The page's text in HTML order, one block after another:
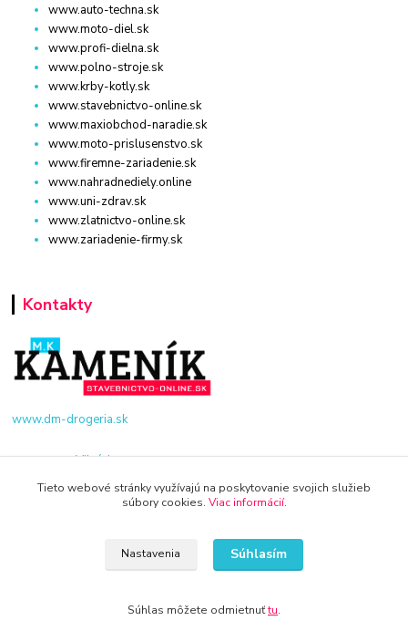
www.auto-techna.sk
www.moto-diel.sk
www.profi-dielna.sk
www.polno-stroje.sk
www.krby-kotly.sk
www.stavebnictvo-online.sk
www.maxiobchod-naradie.sk
www.moto-prislusenstvo.sk
www.firemne-zariadenie.sk
www.nahradnediely.online
www.uni-zdrav.sk
www.zlatnictvo-online.sk
www.zariadenie-firmy.sk
Kontakty
www.dm-drogeria.sk
Viktória
+421 940 949 000
Tieto webové stránky využívajú na poskytovanie svojich služieb
súbory cookies. Viac informácií.
Nastavenia Súhlasím
Súhlas môžete odmietnuťtu.